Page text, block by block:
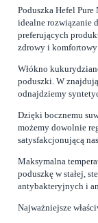
Poduszka Hefel
idealne rozwiązanie
preferujących
zdrowy i komfortowy
Włókno
poduszki. W
odnajdziemy
Dzięki bocznemu
możemy dowolnie
satysfakcjonującą
Maksymalna
poduszkę w stałej,
antybakteryjnych i
Najważniejsze